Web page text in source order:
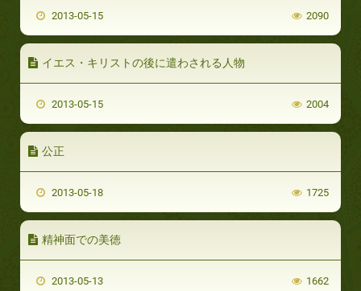
2013-05-15 2090
イエス・キリストの後に遣わされる人物
2013-05-15 2004
公正
2013-05-18 1725
精神面での美徳
2013-05-13 1662